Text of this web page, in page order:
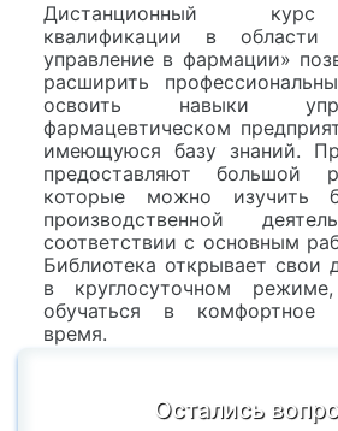
Дистанционный
квалификации в
управление в фармации»
расширить
освоить навыки
фармацевтическом
имеющуюся базу знаний.
предоставляют большой
которые можно изучить
производственной
соответствии с основным
Библиотека открывает свои
в круглосуточном
обучаться в комфортное
время.
Остались